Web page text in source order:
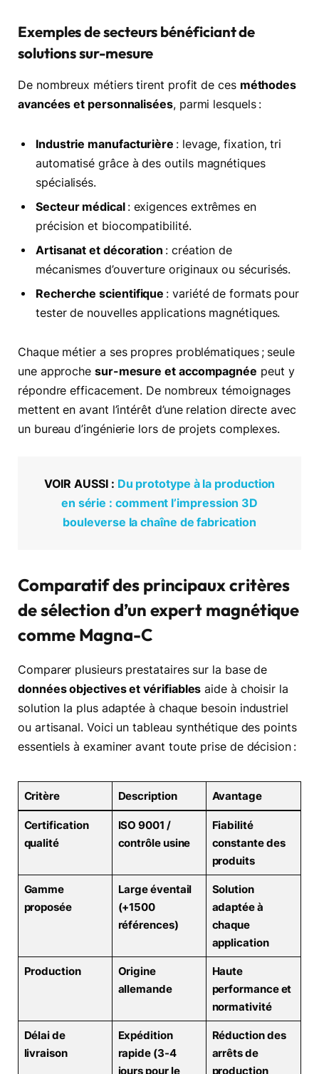
Exemples de secteurs bénéficiant de
solutions sur-mesure
De nombreux métiers tirent profit de ces méthodes
avancées et personnalisées, parmi lesquels :
Industrie manufacturière : levage, fixation, tri
automatisé grâce à des outils magnétiques
spécialisés.
Secteur médical: exigences extrêmes en
précision et biocompatibilité.
Artisanat et décoration : création de
mécanismes d’ouverture originaux ou sécurisés.
Recherche scientifique : variété de formats pour
tester de nouvelles applications magnétiques.
Chaque métier a ses propres problématiques ; seule
une approche sur-mesure et accompagnée peut y
répondre efficacement. De nombreux témoignages
mettent en avant l’intérêt d’une relation directe avec
un bureau d’ingénierie lors de projets complexes.
VOIR AUSSI : Du prototype à la production
en série : comment l’impression 3D
bouleverse la chaîne de fabrication
Comparatif des principaux critères
de sélection d’un expert magnétique
comme Magna-C
Comparer plusieurs prestataires sur la base de
données objectives et vérifiables aide à choisir la
solution la plus adaptée à chaque besoin industriel
ou artisanal. Voici un tableau synthétique des points
essentiels à examiner avant toute prise de décision :
Critère Description Avantage
Certification
qualité
ISO 9001 /
contrôle usine
Fiabilité
constante des
produits
Gamme
proposée
Large éventail
(+1500
références)
Solution
adaptée à
chaque
application
Production
Origine
allemande
Haute
performance et
normativité
Délai de
livraison
Expédition
rapide (3-4
jours pour le
Réduction des
arrêts de
production